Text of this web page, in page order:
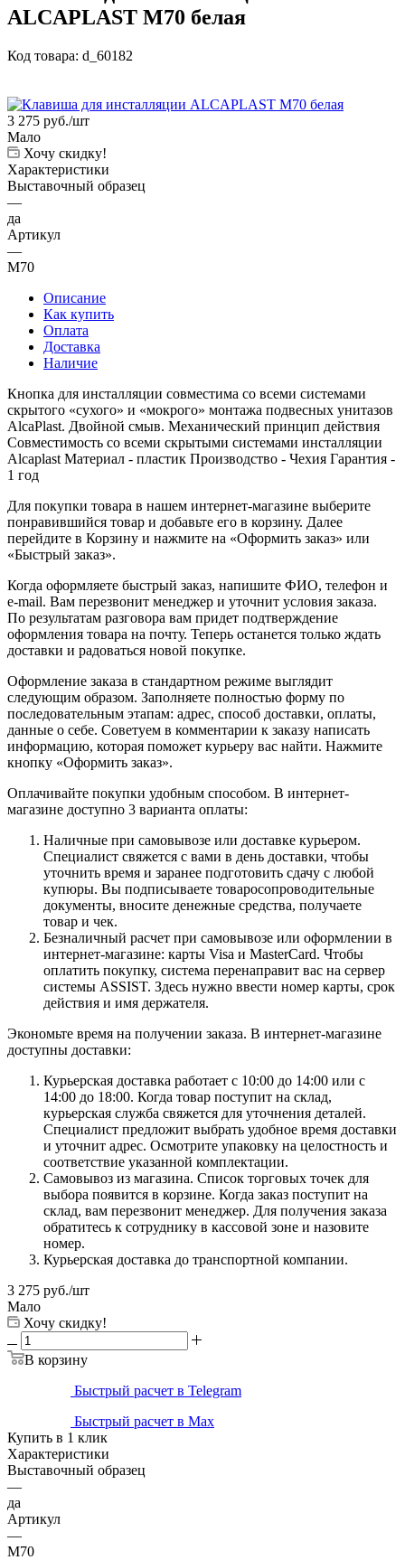
ALCAPLAST M70 белая
Код товара: d_60182
3 275 руб./шт
Мало
Хочу скидку!
Характеристики
Выставочный образец
—
да
Артикул
—
M70
Описание
Как купить
Оплата
Доставка
Наличие
Кнопка для инсталляции совместима со всеми системами
скрытого «сухого» и «мокрого» монтажа подвесных унитазов
AlcaPlast. Двойной смыв. Механический принцип действия
Совместимость со всеми скрытыми системами инсталляции
Alcaplast Материал - пластик Производство - Чехия Гарантия -
1 год
Для покупки товара в нашем интернет-магазине выберите
понравившийся товар и добавьте его в корзину. Далее
перейдите в Корзину и нажмите на «Оформить заказ» или
«Быстрый заказ».
Когда оформляете быстрый заказ, напишите ФИО, телефон и
e-mail. Вам перезвонит менеджер и уточнит условия заказа.
По результатам разговора вам придет подтверждение
оформления товара на почту. Теперь останется только ждать
доставки и радоваться новой покупке.
Оформление заказа в стандартном режиме выглядит
следующим образом. Заполняете полностью форму по
последовательным этапам: адрес, способ доставки, оплаты,
данные о себе. Советуем в комментарии к заказу написать
информацию, которая поможет курьеру вас найти. Нажмите
кнопку «Оформить заказ».
Оплачивайте покупки удобным способом. В интернет-
магазине доступно 3 варианта оплаты:
Наличные при самовывозе или доставке курьером.
Специалист свяжется с вами в день доставки, чтобы
уточнить время и заранее подготовить сдачу с любой
купюры. Вы подписываете товаросопроводительные
документы, вносите денежные средства, получаете
товар и чек.
Безналичный расчет при самовывозе или оформлении в
интернет-магазине: карты Visa и MasterCard. Чтобы
оплатить покупку, система перенаправит вас на сервер
системы ASSIST. Здесь нужно ввести номер карты, срок
действия и имя держателя.
Экономьте время на получении заказа. В интернет-магазине
доступны доставки:
Курьерская доставка работает с 10:00 до 14:00 или с
14:00 до 18:00. Когда товар поступит на склад,
курьерская служба свяжется для уточнения деталей.
Специалист предложит выбрать удобное время доставки
и уточнит адрес. Осмотрите упаковку на целостность и
соответствие указанной комплектации.
Самовывоз из магазина. Список торговых точек для
выбора появится в корзине. Когда заказ поступит на
склад, вам перезвонит менеджер. Для получения заказа
обратитесь к сотруднику в кассовой зоне и назовите
номер.
Курьерская доставка до транспортной компании.
3 275 руб./шт
Мало
Хочу скидку!
В корзину
Быстрый расчет в Telegram
Быстрый расчет в Max
Купить в 1 клик
Характеристики
Выставочный образец
—
да
Артикул
—
M70